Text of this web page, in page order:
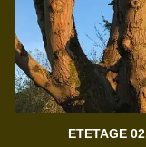
ETETAGE 02